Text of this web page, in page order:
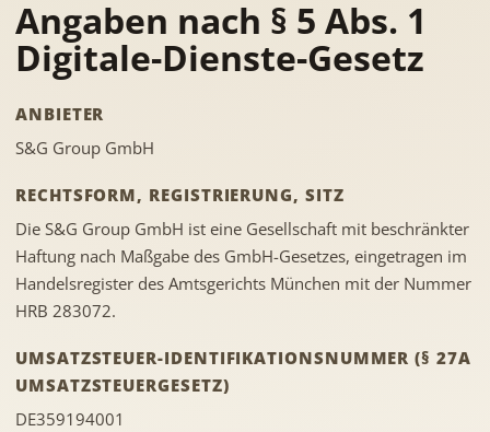
Angaben nach § 5 Abs. 1
Digitale-Dienste-Gesetz
ANBIETER
S&G Group GmbH
RECHTSFORM, REGISTRIERUNG, SITZ
Die S&G Group GmbH ist eine Gesellschaft mit beschränkter
Haftung nach Maßgabe des GmbH-Gesetzes, eingetragen im
Handelsregister des Amtsgerichts München mit der Nummer
HRB 283072.
UMSATZSTEUER-IDENTIFIKATIONSNUMMER (§ 27A
UMSATZSTEUERGESETZ)
DE359194001